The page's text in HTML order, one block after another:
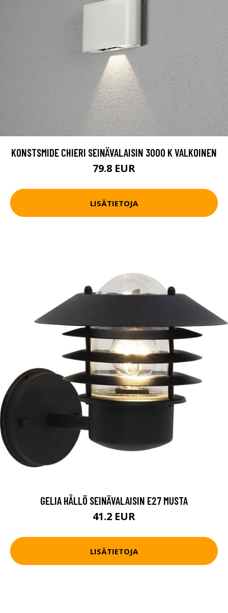
KONSTSMIDE CHIERI SEINÄVALAISIN 3000 K VALKOINEN
79.8 EUR
LISÄTIETOJA
GELIA HÅLLÖ SEINÄVALAISIN E27 MUSTA
41.2 EUR
LISÄTIETOJA